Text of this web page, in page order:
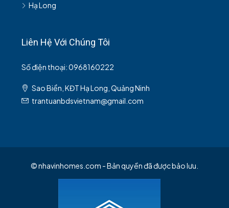
Hạ Long
Liên Hệ Với Chúng Tôi
Số điện thoại: 0968160222
Sao Biển, KĐT Hạ Long, Quảng Ninh
trantuanbdsvietnam@gmail.com
© nhavinhomes.com - Bản quyền đã được bảo lưu.